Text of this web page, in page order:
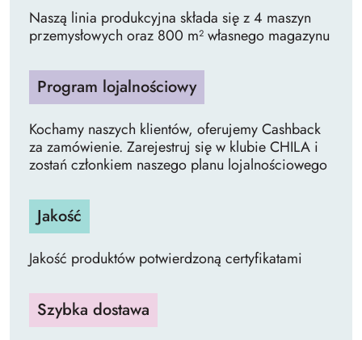
Naszą linia produkcyjna składa się z 4 maszyn
przemysłowych oraz 800 m² własnego magazynu
Program lojalnościowy
Kochamy naszych klientów, oferujemy Cashback
za zamówienie. Zarejestruj się w klubie CHILA i
zostań członkiem naszego planu lojalnościowego
Jakość
Jakość produktów potwierdzoną certyfikatami
Szybka dostawa